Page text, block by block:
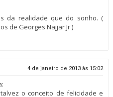
da realidade que do sonho. (
de Georges Najjar Jr )
4 de janeiro de 2013 às 15:02
o conceito de felicidade e